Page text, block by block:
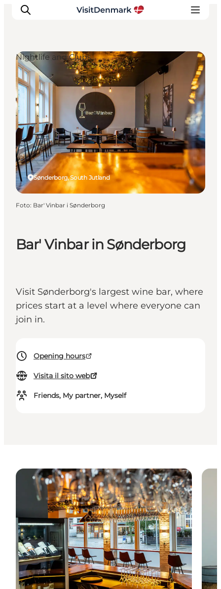
Ispirazioni
Dove andare
Cosa fare
Dove dormire
Pianifica il viaggio
Bar' Vinbar in Sønderborg
Visit Sønderborg's largest wine bar, where
prices start at a level where everyone can
join in.
Opening hours
Visita il sito web
Friends, My partner, Myself
Sønderborg, South Jutland
Nightlife and Clubs
Foto: Bar' Vinbar i Sønderborg